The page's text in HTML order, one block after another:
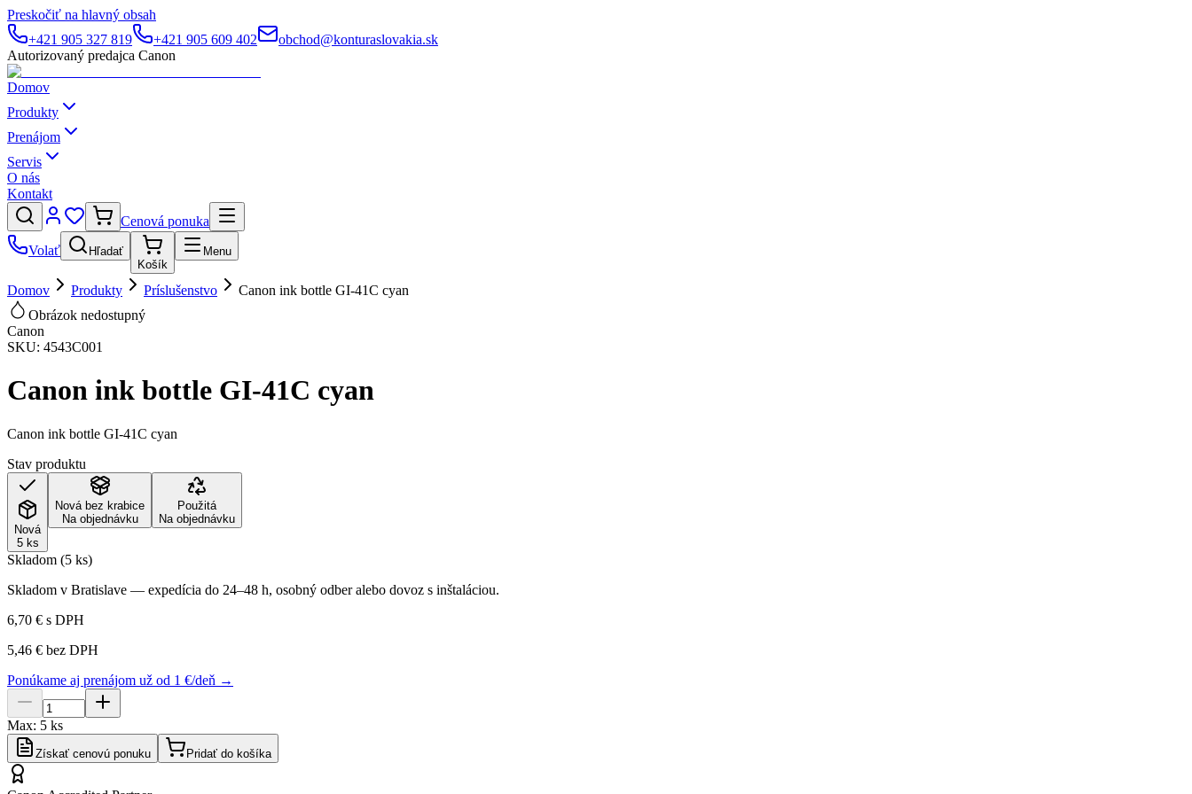
Preskočiť na hlavný obsah
+421 905 327 819
+421 905 609 402
obchod@konturaslovakia.sk
Autorizovaný predajca Canon
Domov
Produkty
Prenájom
Servis
O nás
Kontakt
Cenová ponuka
Volať
Hľadať
Košík
Menu
Domov Produkty Príslušenstvo
Canon ink bottle GI-41C cyan
Obrázok nedostupný
Canon
SKU: 4543C001
Canon ink bottle GI-41C cyan
Canon ink bottle GI-41C cyan
Stav produktu
Nová
5 ks
Nová bez krabice
Na objednávku
Použitá
Na objednávku
Skladom (5 ks)
Skladom v Bratislave — expedícia do 24–48 h, osobný odber alebo dovoz s inštaláciou.
6,70 € s DPH
5,46 € bez DPH
Ponúkame aj prenájom už od 1 €/deň →
Max: 5 ks
Získať cenovú ponuku Pridať do košíka